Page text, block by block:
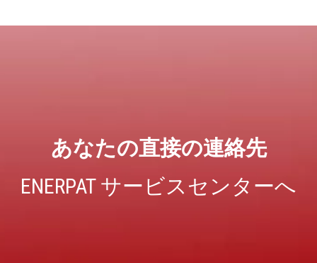
あなたの直接の連絡先
ENERPAT サービスセンターへ